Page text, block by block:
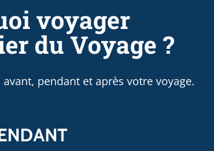
voyager
du Voyage ?
pendant et après votre voyage.